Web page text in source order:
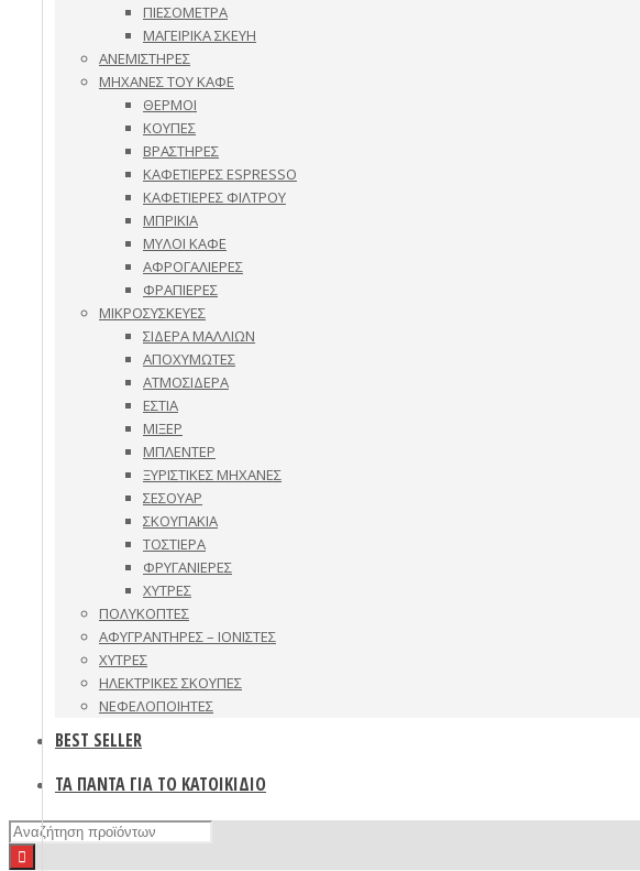
ΠΙΕΣΟΜΕΤΡΑ
ΜΑΓΕΙΡΙΚΑ ΣΚΕΥΗ
ΑΝΕΜΙΣΤΗΡΕΣ
ΜΗΧΑΝΕΣ ΤΟΥ ΚΑΦΕ
ΘΕΡΜΟΙ
ΚΟΥΠΕΣ
ΒΡΑΣΤΗΡΕΣ
ΚΑΦΕΤΙΕΡΕΣ ESPRESSO
ΚΑΦΕΤΙΕΡΕΣ ΦΙΛΤΡΟΥ
ΜΠΡΙΚΙΑ
ΜΥΛΟΙ ΚΑΦΕ
ΑΦΡΟΓΑΛΙΕΡΕΣ
ΦΡΑΠΙΕΡΕΣ
ΜΙΚΡΟΣΥΣΚΕΥΕΣ
ΣΙΔΕΡΑ ΜΑΛΛΙΩΝ
ΑΠΟΧΥΜΩΤΕΣ
ΑΤΜΟΣΙΔΕΡΑ
ΕΣΤΙΑ
ΜΙΞΕΡ
ΜΠΛΕΝΤΕΡ
ΞΥΡΙΣΤΙΚΕΣ ΜΗΧΑΝΕΣ
ΣΕΣΟΥΑΡ
ΣΚΟΥΠΑΚΙΑ
ΤΟΣΤΙΕΡΑ
ΦΡΥΓΑΝΙΕΡΕΣ
ΧΥΤΡΕΣ
ΠΟΛΥΚΟΠΤΕΣ
ΑΦΥΓΡΑΝΤΗΡΕΣ – ΙΟΝΙΣΤΕΣ
ΧΥΤΡΕΣ
ΗΛΕΚΤΡΙΚΕΣ ΣΚΟΥΠΕΣ
ΝΕΦΕΛΟΠΟΙΗΤΕΣ
BEST SELLER
ΤΑ ΠΑΝΤΑ ΓΙΑ ΤΟ ΚΑΤΟΙΚΙΔΙΟ